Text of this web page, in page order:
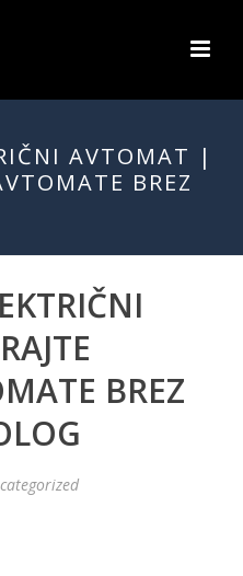
AVTOMAT |
BREZ
BREZ